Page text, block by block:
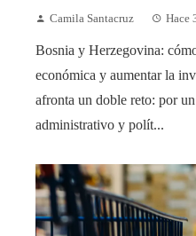
Camila Santacruz Hace
Bosnia y Herzegovina:
económica y aumentar la
afronta un doble reto: por
administrativo y polít...